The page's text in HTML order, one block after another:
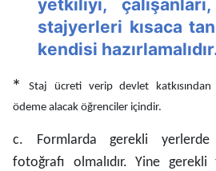
yetkiliyi,
stajyerleri kısaca
kendisi
*
Staj ücreti verip devlet
ödeme alacak öğrenciler içindir.
c. Formlarda gerekli yerlerde
fotoğrafı olmalıdır. Yine